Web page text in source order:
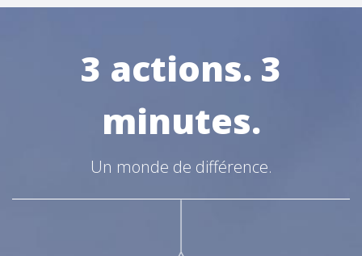
3 actions. 3
minutes.
Un monde de différence.